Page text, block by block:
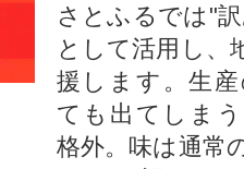
さとふるでは"
として活用し、
援します。⽣
ても出てしま
格外。味は通常